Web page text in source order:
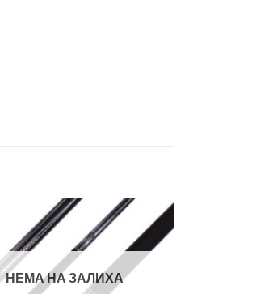
Во
желботека
НЕМА НА ЗАЛИХА